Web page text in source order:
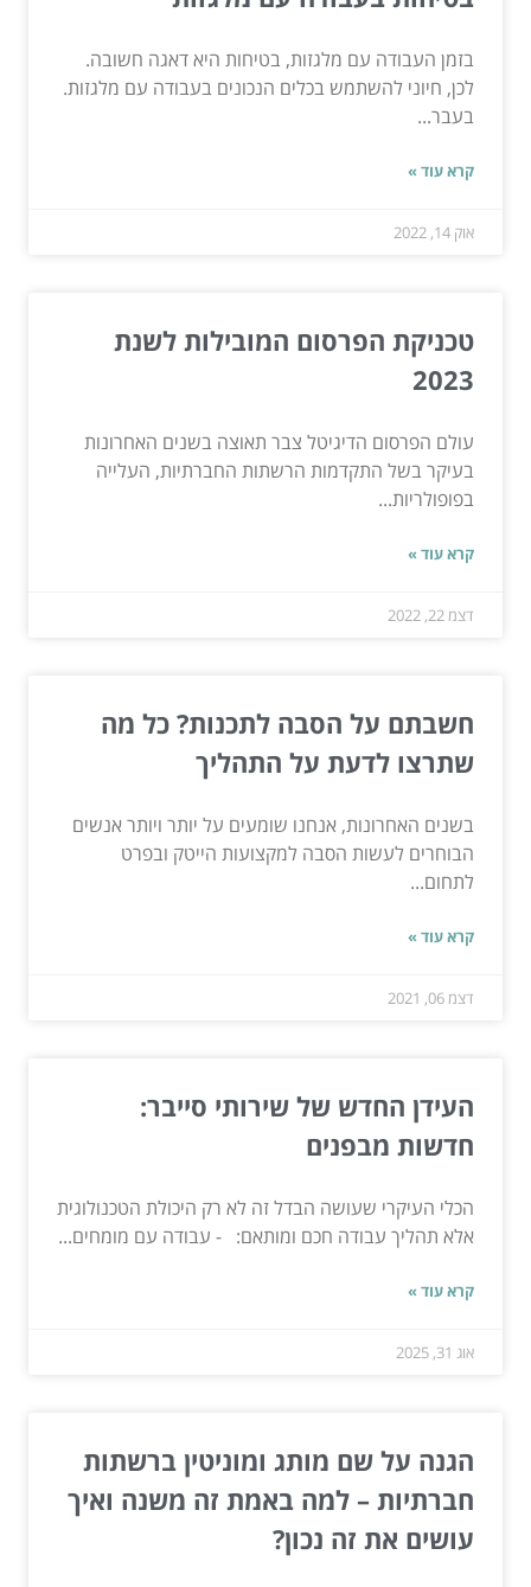
בזמן העבודה עם מלגזות, בטיחות היא דאגה חשובה.
לכן, חיוני להשתמש בכלים הנכונים בעבודה עם מלגזות.
בעבר...
קרא עוד »
אוק 14, 2022
טכניקת הפרסום המובילות לשנת
2023
עולם הפרסום הדיגיטל צבר תאוצה בשנים האחרונות
בעיקר בשל התקדמות הרשתות החברתיות, העלייה
בפופולריות...
קרא עוד »
דצמ 22, 2022
חשבתם על הסבה לתכנות? כל מה
שתרצו לדעת על התהליך
בשנים האחרונות, אנחנו שומעים על יותר ויותר אנשים
הבוחרים לעשות הסבה למקצועות הייטק ובפרט
לתחום...
קרא עוד »
דצמ 06, 2021
העידן החדש של שירותי סייבר:
חדשות מבפנים
הכלי העיקרי שעושה הבדל זה לא רק היכולת הטכנולוגית
אלא תהליך עבודה חכם ומותאם: - עבודה עם מומחים...
קרא עוד »
אוג 31, 2025
הגנה על שם מותג ומוניטין ברשתות
חברתיות – למה באמת זה משנה ואיך
עושים את זה נכון?